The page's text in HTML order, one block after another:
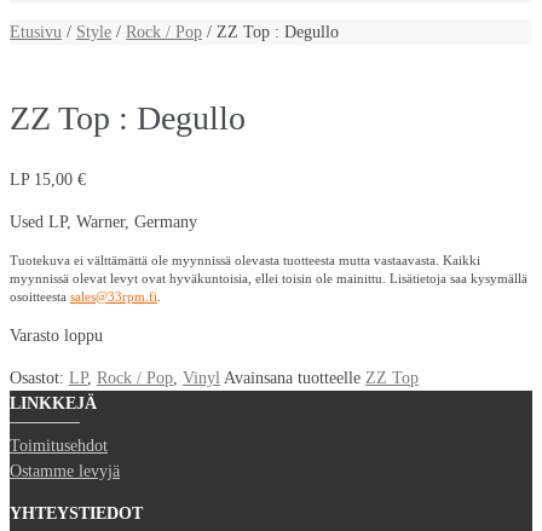
Etusivu / Style / Rock / Pop / ZZ Top : Degullo
ZZ Top : Degullo
LP 15,00 €
Used LP, Warner, Germany
Tuotekuva ei välttämättä ole myynnissä olevasta tuotteesta mutta vastaavasta. Kaikki
myynnissä olevat levyt ovat hyväkuntoisia, ellei toisin ole mainittu. Lisätietoja saa kysymällä
osoitteesta sales@33rpm.fi
Varasto loppu
Osastot: LP, Rock / Pop Vinyl Avainsana tuotteelle ZZ Top
LINKKEJÄ
Toimitusehdot
Ostamme levyjä
YHTEYSTIEDOT